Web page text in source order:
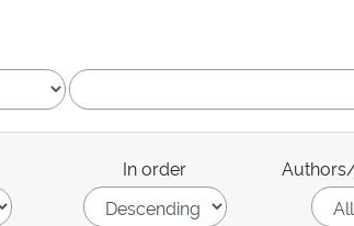
In order